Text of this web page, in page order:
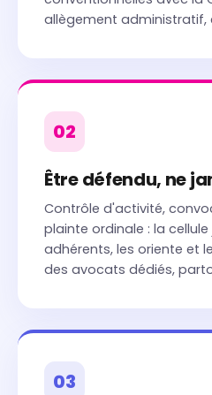
allègement administratif,
02
Être défendu, ne
Contrôle d'activité,
plainte ordinale : la
adhérents, les oriente et
des avocats dédiés,
03